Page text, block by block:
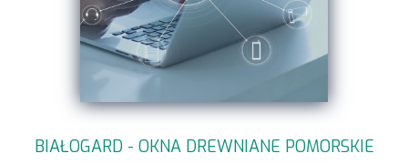
BIAŁOGARD - OKNA DREWNIANE POMORSKIE